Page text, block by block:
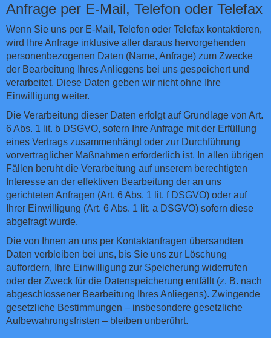
Anfrage per E-Mail, Telefon oder Telefax
Wenn Sie uns per E-Mail, Telefon oder Telefax kontaktieren,
wird Ihre Anfrage inklusive aller daraus hervorgehenden
personenbezogenen Daten (Name, Anfrage) zum Zwecke
der Bearbeitung Ihres Anliegens bei uns gespeichert und
verarbeitet. Diese Daten geben wir nicht ohne Ihre
Einwilligung weiter.
Die Verarbeitung dieser Daten erfolgt auf Grundlage von Art.
6 Abs. 1 lit. b DSGVO, sofern Ihre Anfrage mit der Erfüllung
eines Vertrags zusammenhängt oder zur Durchführung
vorvertraglicher Maßnahmen erforderlich ist. In allen übrigen
Fällen beruht die Verarbeitung auf unserem berechtigten
Interesse an der effektiven Bearbeitung der an uns
gerichteten Anfragen (Art. 6 Abs. 1 lit. f DSGVO) oder auf
Ihrer Einwilligung (Art. 6 Abs. 1 lit. a DSGVO) sofern diese
abgefragt wurde.
Die von Ihnen an uns per Kontaktanfragen übersandten
Daten verbleiben bei uns, bis Sie uns zur Löschung
auffordern, Ihre Einwilligung zur Speicherung widerrufen
oder der Zweck für die Datenspeicherung entfällt (z. B. nach
abgeschlossener Bearbeitung Ihres Anliegens). Zwingende
gesetzliche Bestimmungen – insbesondere gesetzliche
Aufbewahrungsfristen – bleiben unberührt.